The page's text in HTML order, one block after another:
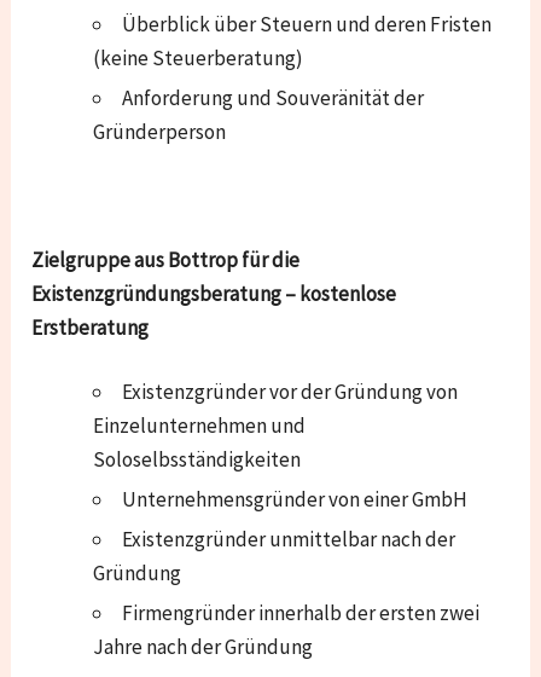
Überblick über Steuern und deren Fristen
(keine Steuerberatung)
Anforderung und Souveränität der
Gründerperson
Zielgruppe aus Bottrop für die
Existenzgründungsberatung – kostenlose
Erstberatung
Existenzgründer vor der Gründung von
Einzelunternehmen und
Soloselbsständigkeiten
Unternehmensgründer von einer GmbH
Existenzgründer unmittelbar nach der
Gründung
Firmengründer innerhalb der ersten zwei
Jahre nach der Gründung